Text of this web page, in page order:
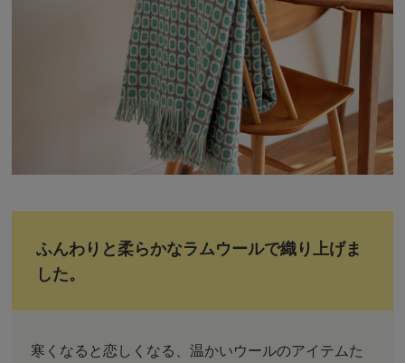
ふんわりと柔らかなラムウールで織り上げま
した。
寒くなると恋しくなる、温かいウールのアイテムた